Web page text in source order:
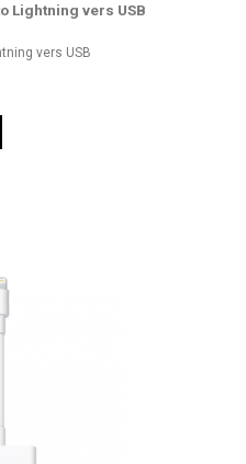
Lightning vers USB
vers USB